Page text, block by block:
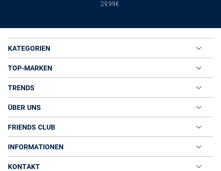
29,99€.
KATEGORIEN
TOP-MARKEN
TRENDS
ÜBER UNS
FRIENDS CLUB
INFORMATIONEN
KONTAKT